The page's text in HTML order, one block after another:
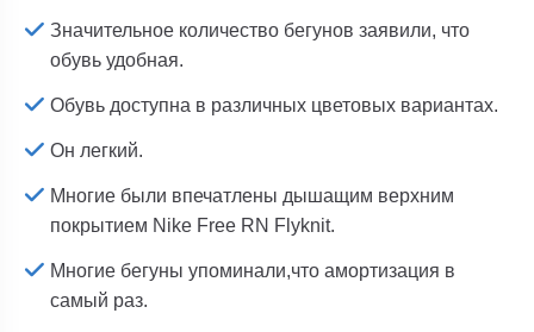
Значительное количество бегунов заявили, что
обувь удобная.
Обувь доступна в различных цветовых вариантах.
Он легкий.
Многие были впечатлены дышащим верхним
покрытием Nike Free RN Flyknit.
Многие бегуны упоминали,что амортизация в
самый раз.